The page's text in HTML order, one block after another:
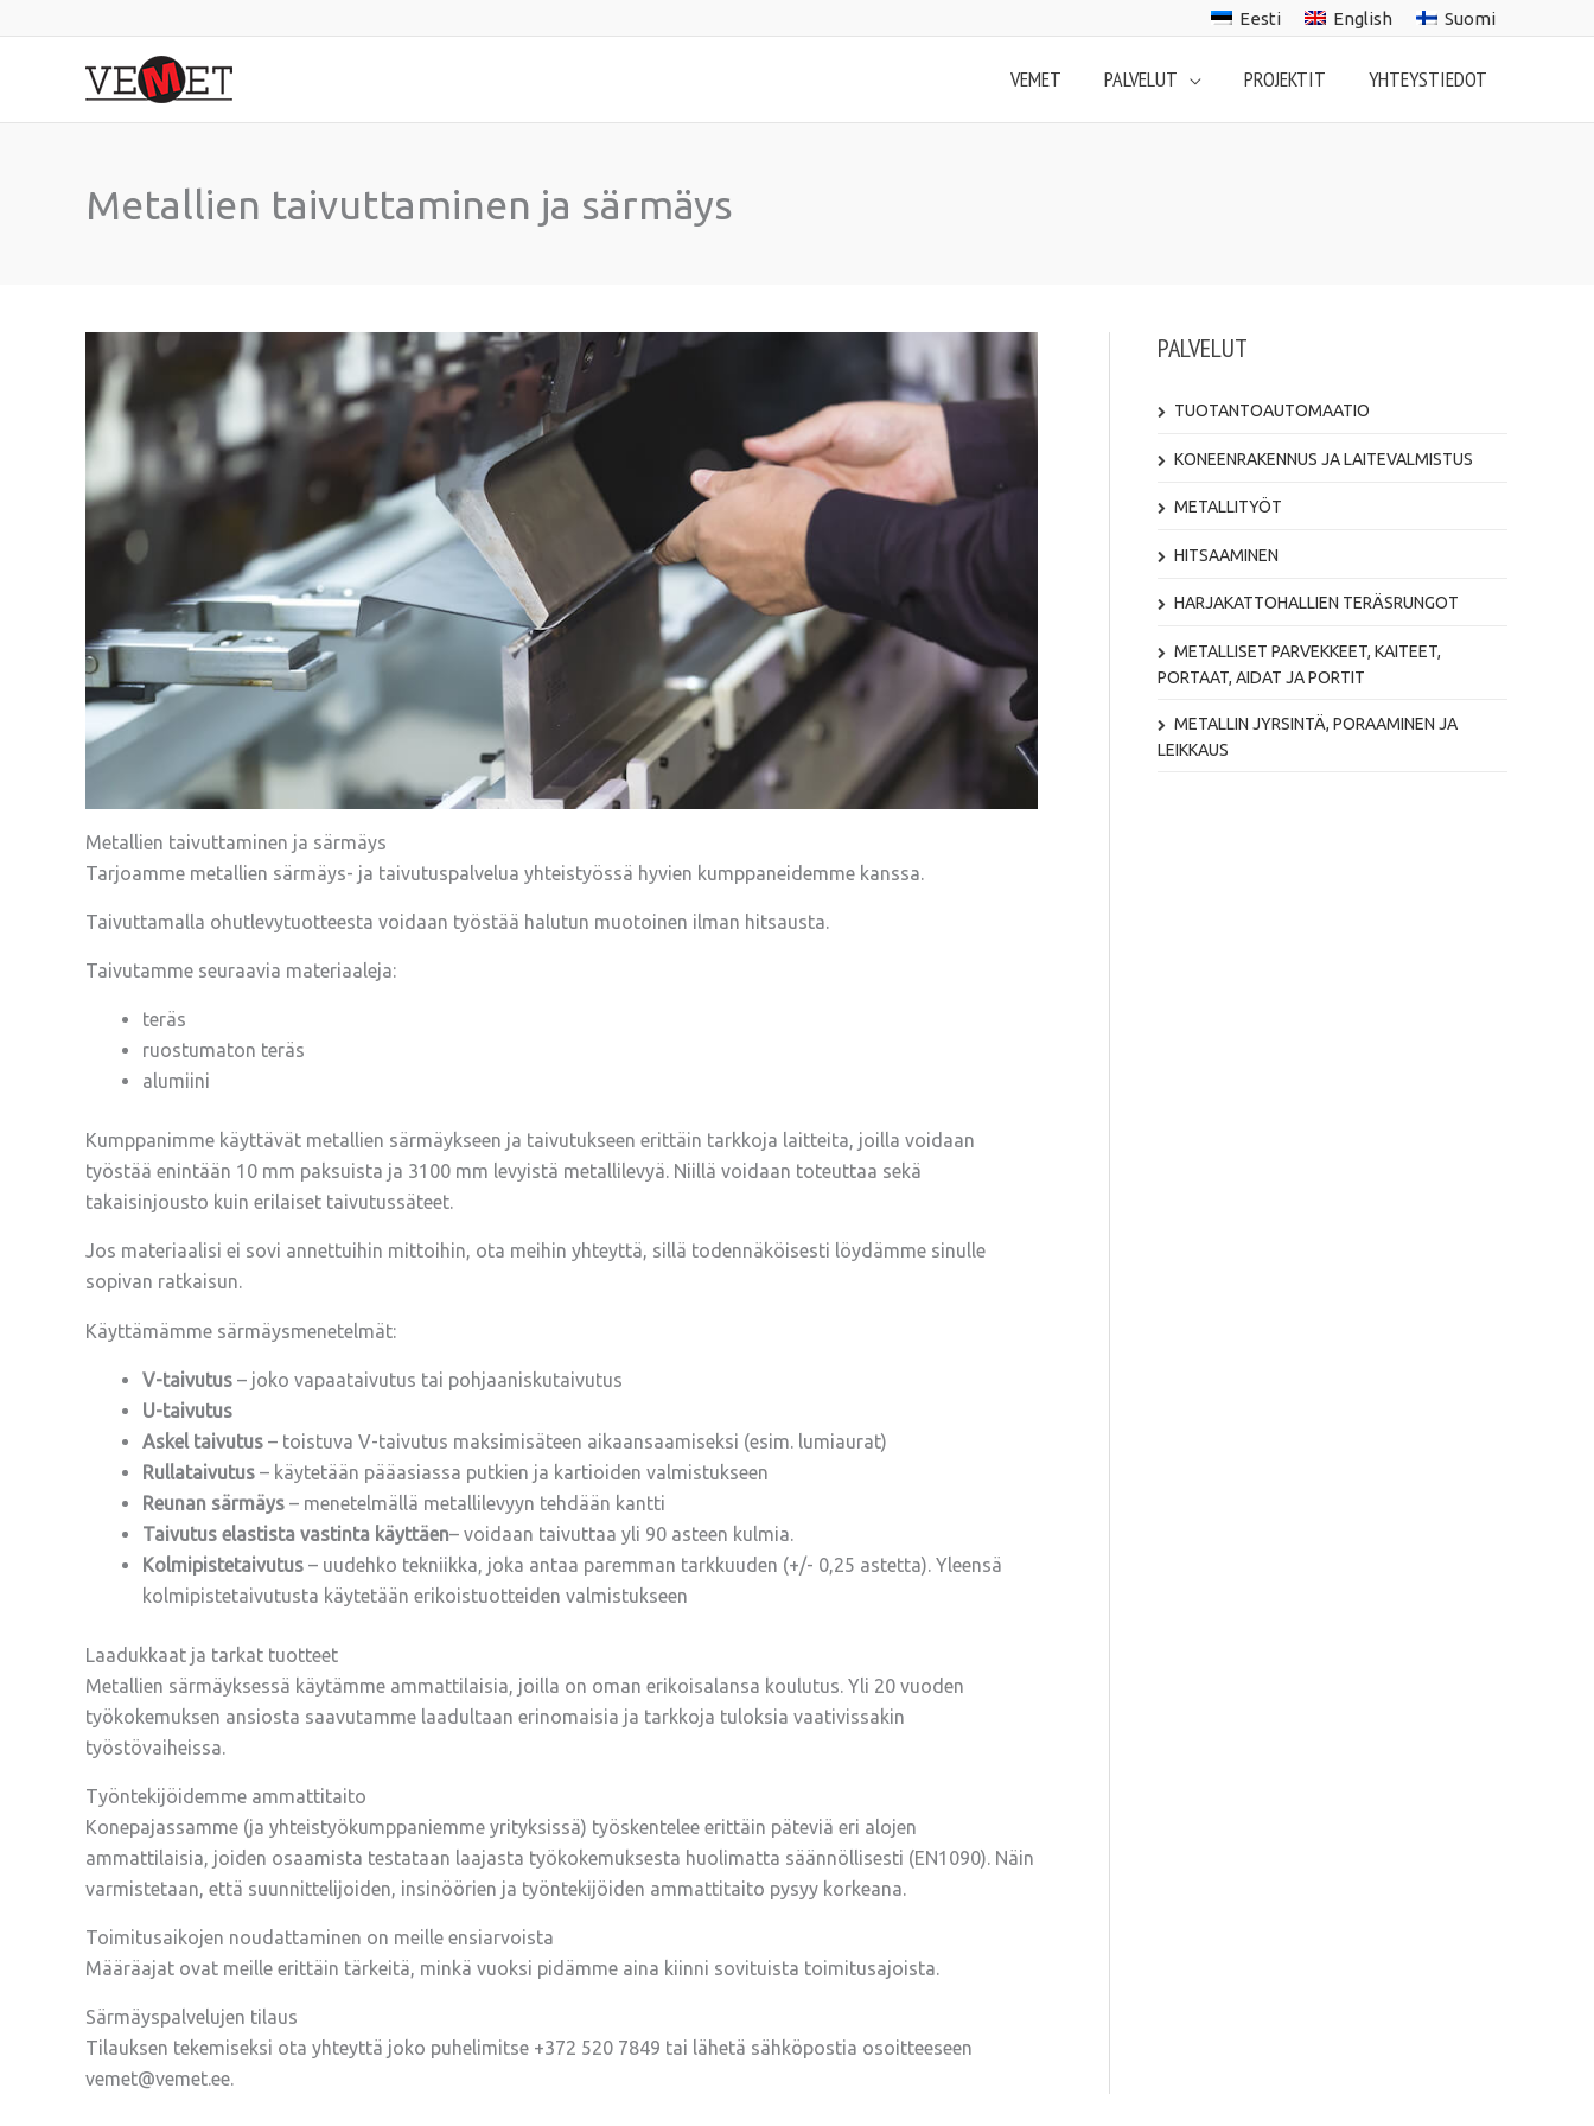
Eesti English Suomi
VEMET PALVELUT PROJEKTIT YHTEYSTIEDOT
Metallien taivuttaminen ja särmäys
Metallien taivuttaminen ja särmäys
Tarjoamme metallien särmäys- ja taivutuspalvelua yhteistyössä hyvien kumppaneidemme kanssa.
Taivuttamalla ohutlevytuotteesta voidaan työstää halutun muotoinen ilman hitsausta.
Taivutamme seuraavia materiaaleja:
teräs
ruostumaton teräs
alumiini
Kumppanimme käyttävät metallien särmäykseen ja taivutukseen erittäin tarkkoja laitteita, joilla voidaan
työstää enintään 10 mm paksuista ja 3100 mm levyistä metallilevyä. Niillä voidaan toteuttaa sekä
takaisinjousto kuin erilaiset taivutussäteet.
Jos materiaalisi ei sovi annettuihin mittoihin, ota meihin yhteyttä, sillä todennäköisesti löydämme sinulle
sopivan ratkaisun.
Käyttämämme särmäysmenetelmät:
V-taivutus – joko vapaataivutus tai pohjaaniskutaivutus
U-taivutus
Askel taivutus – toistuva V-taivutus maksimisäteen aikaansaamiseksi (esim. lumiaurat)
Rullataivutus – käytetään pääasiassa putkien ja kartioiden valmistukseen
Reunan särmäys – menetelmällä metallilevyyn tehdään kantti
Taivutus elastista vastinta käyttäen– voidaan taivuttaa yli 90 asteen kulmia.
Kolmipistetaivutus – uudehko tekniikka, joka antaa paremman tarkkuuden (+/- 0,25 astetta). Yleensä
kolmipistetaivutusta käytetään erikoistuotteiden valmistukseen
Laadukkaat ja tarkat tuotteet
Metallien särmäyksessä käytämme ammattilaisia, joilla on oman erikoisalansa koulutus. Yli 20 vuoden
työkokemuksen ansiosta saavutamme laadultaan erinomaisia ja tarkkoja tuloksia vaativissakin
työstövaiheissa.
Työntekijöidemme ammattitaito
Konepajassamme (ja yhteistyökumppaniemme yrityksissä) työskentelee erittäin päteviä eri alojen
ammattilaisia, joiden osaamista testataan laajasta työkokemuksesta ​​huolimatta säännöllisesti (EN1090). Näin
varmistetaan, että suunnittelijoiden, insinöörien ja työntekijöiden ammattitaito pysyy korkeana.
Toimitusaikojen noudattaminen on meille ensiarvoista
Määräajat ovat meille erittäin tärkeitä, minkä vuoksi pidämme aina kiinni sovituista toimitusajoista.
Särmäyspalvelujen tilaus
Tilauksen tekemiseksi ota yhteyttä joko puhelimitse +372 520 7849 tai lähetä sähköpostia osoitteeseen
vemet@vemet.ee.
PALVELUT
TUOTANTOAUTOMAATIO
KONEENRAKENNUS JA LAITEVALMISTUS
METALLITYÖT
HITSAAMINEN
HARJAKATTOHALLIEN TERÄSRUNGOT
METALLISET PARVEKKEET, KAITEET,
PORTAAT, AIDAT JA PORTIT
METALLIN JYRSINTÄ, PORAAMINEN JA
LEIKKAUS